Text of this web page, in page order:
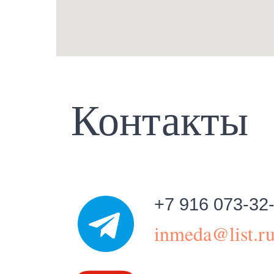
Контакты
+7 916 073-